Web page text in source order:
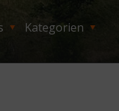
Kategorien